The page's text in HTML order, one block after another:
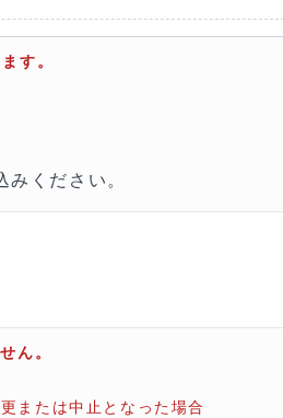
す。
ください。
ん。
または中止となった場合